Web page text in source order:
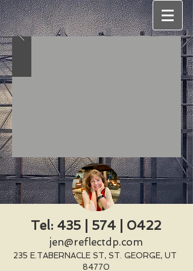
Tel: 435 | 574 | 0422
jen@reflectdp.com
235 E.TABERNACLE ST, ST. GEORGE, UT
84770